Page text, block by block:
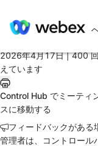
投稿記事
2026年4月17日 |400
えています
Control Hub でミーティ
スに移動する
フィードバックがある
管理者は、コントロール